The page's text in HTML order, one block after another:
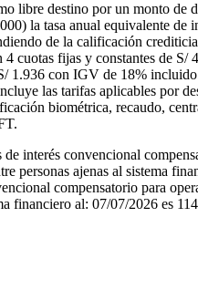
libre destino por un monto de
la tasa anual equivalente de
de la calificación
4 cuotas fijas y constantes de S/
1.936 con IGV de 18%
las tarifas aplicables por
biométrica, recaudo,
de interés convencional
personas ajenas al sistema
compensatorio para
financiero al: 07/07/2026 es